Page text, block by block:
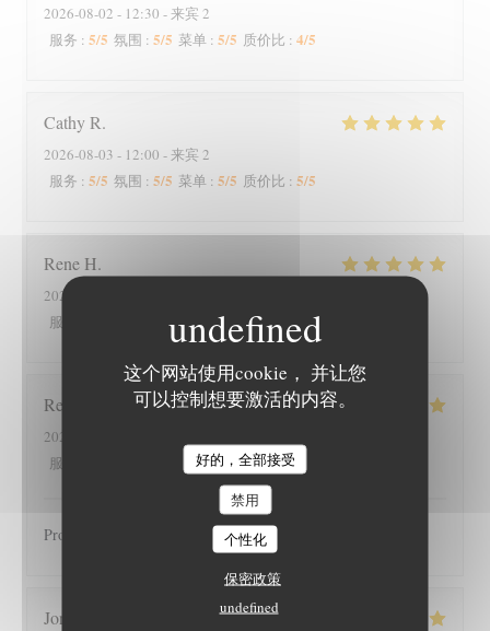
这个网站使用cookie， 并让您
可以控制想要激活的内容。
好的，全部接受
禁用
个性化
保密政策
undefined
2026-08-02 - 12:30 - 来宾 2
服务 : 5/5 氛围 : 5/5 菜单 : 5/5 质价比 : 4/5
CathyR
2026-08-03 - 12:00 - 来宾 2
服务 : 5/5 氛围 : 5/5 菜单 : 5/5 质价比 : 5/5
Rene H
2026-08-02
服务
/5 菜单 :4 /5 质价比 :4 /5
Regine
2026-07-31
服务
菜单:5 /5 质价比:
Produits très bons, accueil chaleureux. A recommander !
Joris